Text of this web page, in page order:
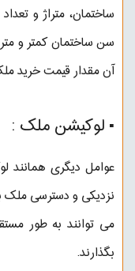
ساختمان، متراژ و
سن ساختمان کمتر و
آن مقدار قیمت خرید
▪︎ لوکیشن ملک :
عوامل دیگری همانند
نزدیکی و دسترسی ملک
می توانند به طور
بگذارند.